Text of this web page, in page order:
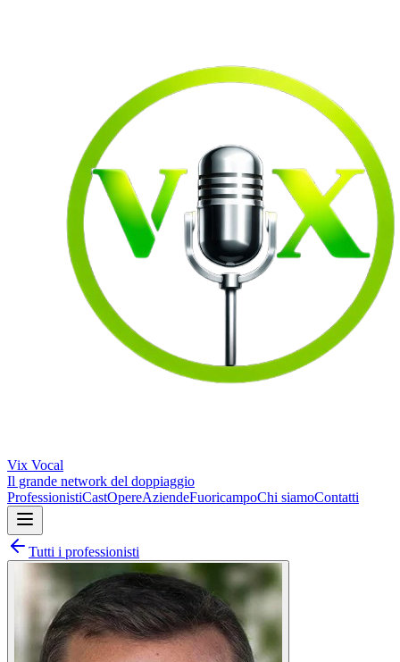
Vix Vocal
Il grande network del doppiaggio
ProfessionistiCastOpereAziendeFuoricampoChi siamoContatti
Tutti i professionisti